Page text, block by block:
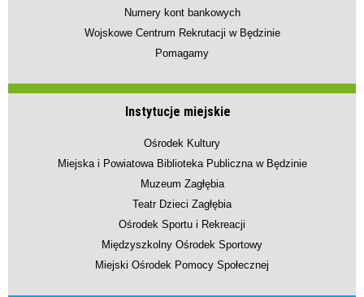
Numery kont bankowych
Wojskowe Centrum Rekrutacji w Będzinie
Pomagamy
Instytucje miejskie
Ośrodek Kultury
Miejska i Powiatowa Biblioteka Publiczna w Będzinie
Muzeum Zagłębia
Teatr Dzieci Zagłębia
Ośrodek Sportu i Rekreacji
Międzyszkolny Ośrodek Sportowy
Miejski Ośrodek Pomocy Społecznej